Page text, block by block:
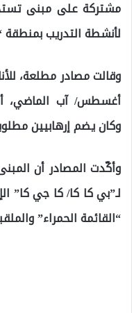
مشتركة على مبنى
لأنشطة التدريب
أغسطس/ آب الماضي،
وكان يضم إرهابيين
وأكّدت المصادر أن
لـ”بي كا كا/ كا جي كا”
“القائمة الحمراء”